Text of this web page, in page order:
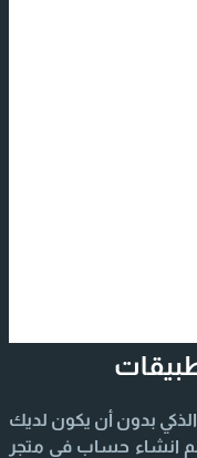
بدون أن يكون لديك
انشاء حساب في متجر